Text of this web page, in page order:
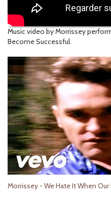
Music video by Morrissey
Become Successful.
Morrissey - We Hate It When